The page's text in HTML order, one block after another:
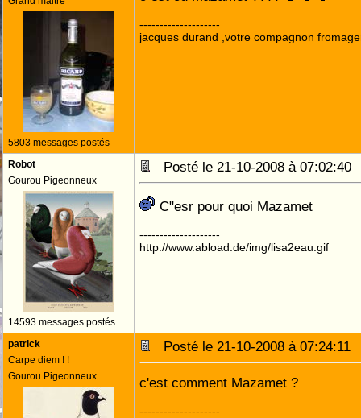
5803 messages postés
--------------------
jacques durand ,votre compagnon
Robot
Gourou Pigeonneux
14593 messages postés
Posté le 21-10-2008 à
C"esr pour quoi Mazamet
--------------------
http://www.abload.de/img/lisa2eau.gif
patrick
Carpe diem ! !
Gourou Pigeonneux
Posté le 21-10-2008 à
c'est comment Mazamet ?
--------------------